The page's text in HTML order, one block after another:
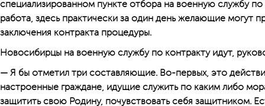
специализированном пункте отбора на военную службу
работа, здесь практически за один день желаю­щие могут
заключения контракта процедуры.
Новосибирцы на военную службу по контракту идут,
— Я бы отметил три составляющие. Во-первых, это
настроенные граждане, идущие служить по каким либо
защитить свою Родину, почувствовать себя защитником.